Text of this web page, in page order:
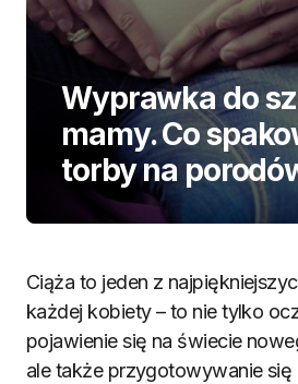
Wyprawka do
mamy. Co
torby na
Ciąża to jeden z
każdej kobiety – to nie tylko
pojawienie się na świecie
ale także przygotowywanie się